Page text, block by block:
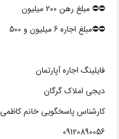
⛔️⛔️ مبلغ رهن 200 میلیون
⛔️⛔️مبلغ اجاره 6 میلیون و 500
فایلینگ اجاره آپارتمان
دیجی املاک گرگان
کارشناس پاسخگویی خانم کاظمی
09120890056